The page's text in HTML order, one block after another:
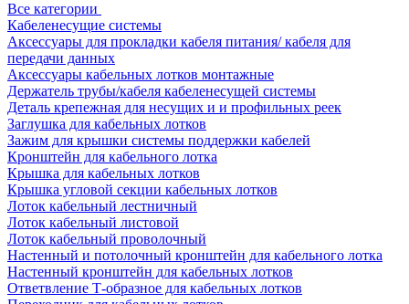
Все категории
Кабеленесущие системы
Аксессуары для прокладки кабеля питания/ кабеля для
передачи данных
Аксессуары кабельных лотков монтажные
Держатель трубы/кабеля кабеленесущей системы
Деталь крепежная для несущих и и профильных реек
Заглушка для кабельных лотков
Зажим для крышки системы поддержки кабелей
Кронштейн для кабельного лотка
Крышка для кабельных лотков
Крышка угловой секции кабельных лотков
Лоток кабельный лестничный
Лоток кабельный листовой
Лоток кабельный проволочный
Настенный и потолочный кронштейн для кабельного лотка
Настенный кронштейн для кабельных лотков
Ответвление Т-образное для кабельных лотков